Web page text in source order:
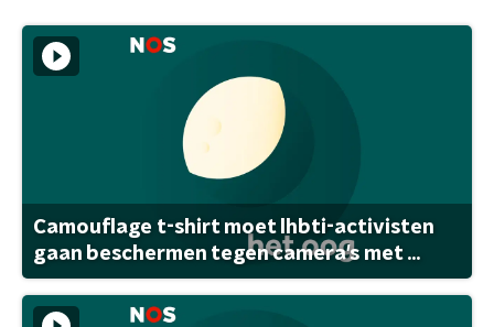
Camouflage t-shirt moet lhbti-activisten
gaan beschermen tegen camera's met ...